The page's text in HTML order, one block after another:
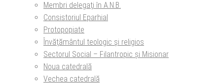
Membri delegaţi în A.N.B.
Consistoriul Eparhial
Protopopiate
Învăţământul teologic şi religios
Sectorul Social – Filantropic și Misionar
Noua catedrală
Vechea catedrală